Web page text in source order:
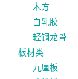
木方
白乳胶
轻钢龙骨
板材类
九厘板